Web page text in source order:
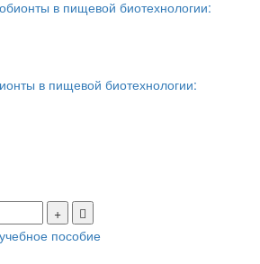
в пищевой биотехнологии: